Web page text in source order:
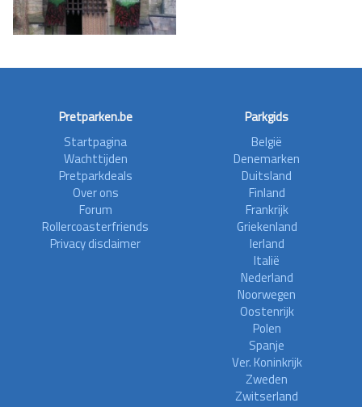
Pretparken.be
Startpagina
Wachttijden
Pretparkdeals
Over ons
Forum
Rollercoasterfriends
Privacy disclaimer
Parkgids
België
Denemarken
Duitsland
Finland
Frankrijk
Griekenland
Ierland
Italië
Nederland
Noorwegen
Oostenrijk
Polen
Spanje
Ver. Koninkrijk
Zweden
Zwitserland